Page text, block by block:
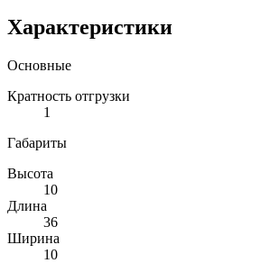
Характеристики
Основные
Кратность отгрузки
1
Габариты
Высота
10
Длина
36
Ширина
10